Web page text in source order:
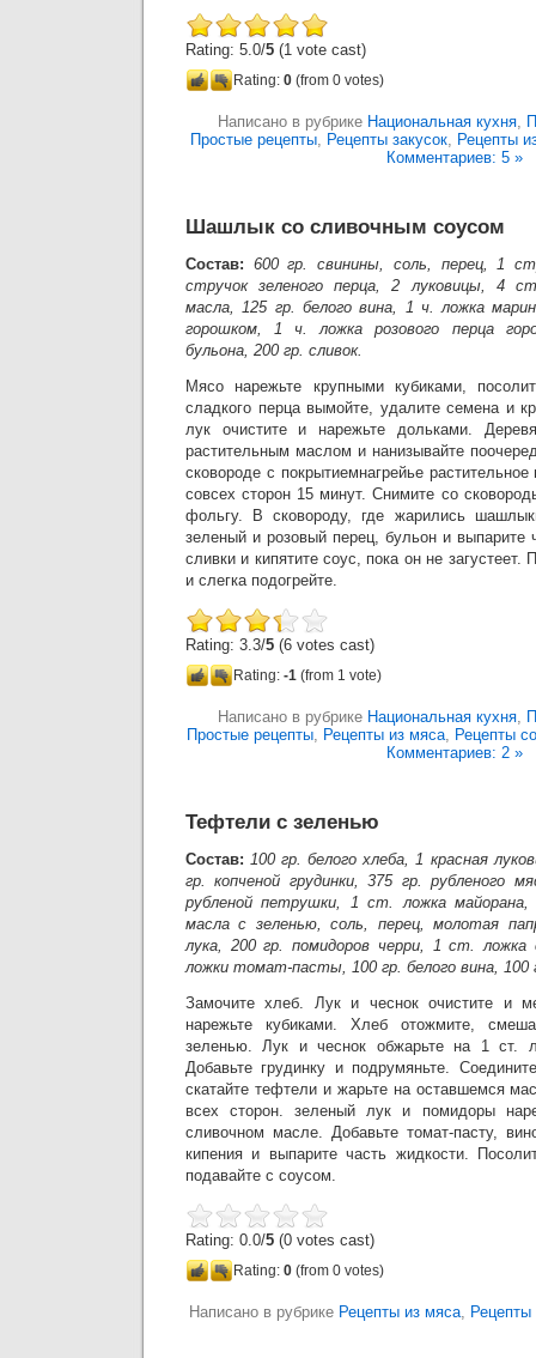
Rating: 5.0/5 (1 vote cast)
Rating: 0 (from 0 votes)
Написано в рубрике Национальная кухня,
Простые рецепты, Рецепты закусок, Рецепты
Комментариев: 5 »
Шашлык со сливочным соусом
Состав: 600 гр. свинины, соль, перец, 1
стручок зеленого перца, 2 луковицы, 4
масла, 125 гр. белого вина, 1 ч. ложка
горошком, 1 ч. ложка розового перца
бульона, 200 гр. сливок.
Мясо нарежьте крупными кубиками,
сладкого перца вымойте, удалите семена и
лук очистите и нарежьте дольками.
растительным маслом и нанизывайте
сковороде с покрытиемнагрейье
совсех сторон 15 минут. Снимите со
фольгу. В сковороду, где жарились
зеленый и розовый перец, бульон и выпарите
сливки и кипятите соус, пока он не
и слегка подогрейте.
Rating: 3.3/5 (6 votes cast)
Rating: -1 (from 1 vote)
Написано в рубрике Национальная кухня,
Простые рецепты, Рецепты из мяса, Рецепты
Комментариев: 2 »
Тефтели с зеленью
Состав:100 гр. белого хлеба, 1 красная
гр. копченой грудинки, 375 гр. рубленого
рубленой петрушки, 1 ст. ложка майорана,
масла с зеленью, соль, перец, молотая
лука, 200 гр. помидоров черри, 1 ст. ложка
ложки томат-пасты, 100 гр. белого вина, 100
Замочите хлеб. Лук и чеснок очистите и
нарежьте кубиками. Хлеб отожмите,
зеленью. Лук и чеснок обжарьте на 1 ст.
Добавьте грудинку и подрумяньте.
скатайте тефтели и жарьте на оставшемся
всех сторон. зеленый лук и помидоры
сливочном масле. Добавьте томат-пасту,
кипения и выпарите часть жидкости.
подавайте с соусом.
Rating: 0.0/5 (0 votes cast)
Rating: 0 (from 0 votes)
Написано в рубрике Рецепты из мяса, Рецепты